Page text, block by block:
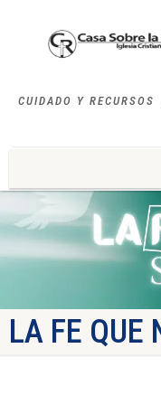
CUIDADO Y RECURSOS
LA FE QUE